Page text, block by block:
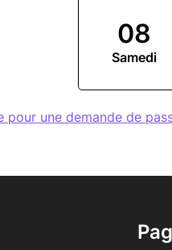
08
Samedi
pour une demande de